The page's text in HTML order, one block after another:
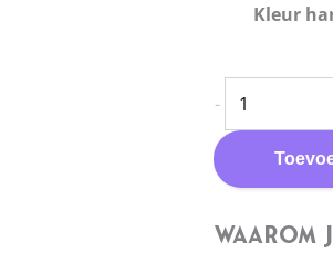
zich
Lees meer →
Kleur
-
Waarom